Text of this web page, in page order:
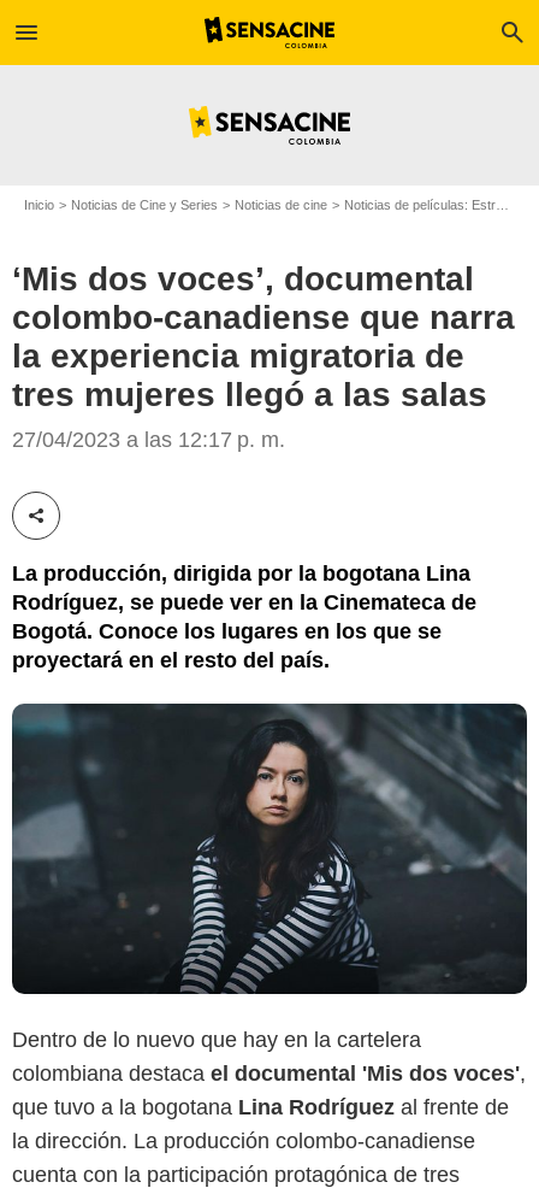
menu search
Inicio Noticias de Cine y Series Noticias de cine Noticias de películas: Estreno de película
‘Mis dos voces’, documental
colombo-canadiense que narra
la experiencia migratoria de
tres mujeres llegó a las salas
27/04/2023 a las 12:17 p. m.
Compartir esta noticia
La producción, dirigida por la bogotana Lina
Rodríguez, se puede ver en la Cinemateca de
Bogotá. Conoce los lugares en los que se
proyectará en el resto del país.
Dentro de lo nuevo que hay en la cartelera
colombiana destaca el documental 'Mis dos voces',
que tuvo a la bogotana Lina Rodríguez al frente de
la dirección. La producción colombo-canadiense
cuenta con la participación protagónica de tres